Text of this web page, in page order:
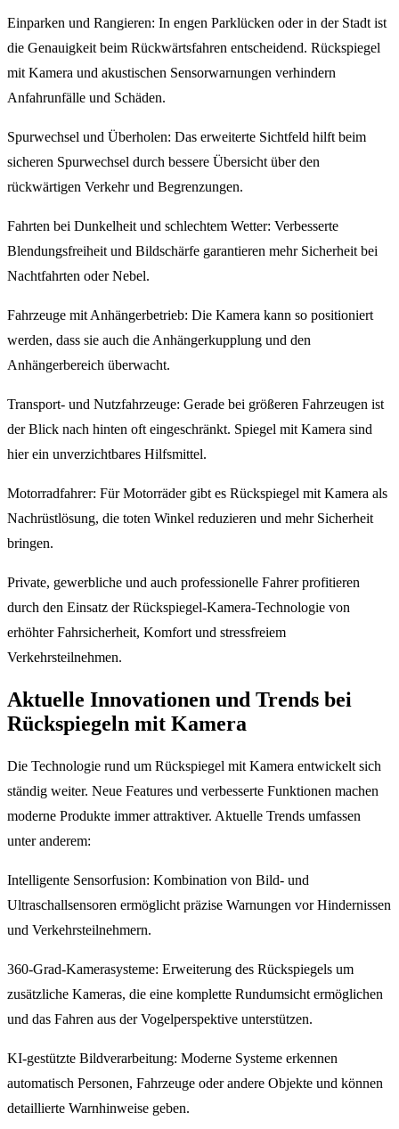
Einparken und Rangieren: In engen Parklücken oder in der Stadt ist
die Genauigkeit beim Rückwärtsfahren entscheidend. Rückspiegel
mit Kamera und akustischen Sensorwarnungen verhindern
Anfahrunfälle und Schäden.
Spurwechsel und Überholen: Das erweiterte Sichtfeld hilft beim
sicheren Spurwechsel durch bessere Übersicht über den
rückwärtigen Verkehr und Begrenzungen.
Fahrten bei Dunkelheit und schlechtem Wetter: Verbesserte
Blendungsfreiheit und Bildschärfe garantieren mehr Sicherheit bei
Nachtfahrten oder Nebel.
Fahrzeuge mit Anhängerbetrieb: Die Kamera kann so positioniert
werden, dass sie auch die Anhängerkupplung und den
Anhängerbereich überwacht.
Transport- und Nutzfahrzeuge: Gerade bei größeren Fahrzeugen ist
der Blick nach hinten oft eingeschränkt. Spiegel mit Kamera sind
hier ein unverzichtbares Hilfsmittel.
Motorradfahrer: Für Motorräder gibt es Rückspiegel mit Kamera als
Nachrüstlösung, die toten Winkel reduzieren und mehr Sicherheit
bringen.
Private, gewerbliche und auch professionelle Fahrer profitieren
durch den Einsatz der Rückspiegel-Kamera-Technologie von
erhöhter Fahrsicherheit, Komfort und stressfreiem
Verkehrsteilnehmen.
Aktuelle Innovationen und Trends bei
Rückspiegeln mit Kamera
Die Technologie rund um Rückspiegel mit Kamera entwickelt sich
ständig weiter. Neue Features und verbesserte Funktionen machen
moderne Produkte immer attraktiver. Aktuelle Trends umfassen
unter anderem:
Intelligente Sensorfusion: Kombination von Bild- und
Ultraschallsensoren ermöglicht präzise Warnungen vor Hindernissen
und Verkehrsteilnehmern.
360-Grad-Kamerasysteme: Erweiterung des Rückspiegels um
zusätzliche Kameras, die eine komplette Rundumsicht ermöglichen
und das Fahren aus der Vogelperspektive unterstützen.
KI-gestützte Bildverarbeitung: Moderne Systeme erkennen
automatisch Personen, Fahrzeuge oder andere Objekte und können
detaillierte Warnhinweise geben.